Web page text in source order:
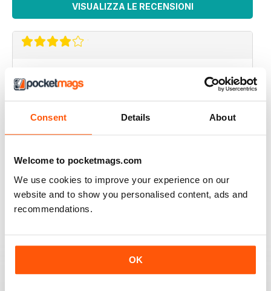
Consent Details About
Welcome to pocketmags.com
We use cookies to improve your experience on our
website and to show you personalised content, ads and
recommendations.
OK
VISUALIZZA LE RECENSIONI
Good Articles
Great cross section of Land Rover related items and
articles